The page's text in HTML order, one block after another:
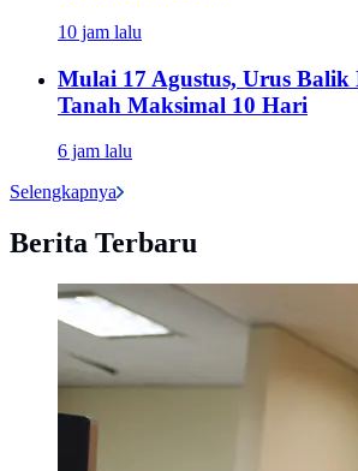
10 jam lalu
Mulai 17 Agustus, Urus
Tanah Maksimal 10 Hari
6 jam lalu
Selengkapnya
Berita Terbaru